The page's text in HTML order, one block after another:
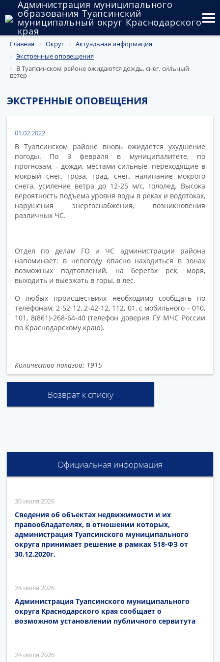
Администрация муниципального
образования Туапсинский
муниципальный округ Краснодарского
края
Округ
Администрация
Муниципальное имущество
Публичные слушания и общественные обсуждения
Документы
Главная Округ
Актуальная информация
Экстренные оповещения
В Туапсинском районе ожидаются дождь, снег, сильный
ветер
ЭКСТРЕННЫЕ ОПОВЕЩЕНИЯ
01.02.2022
В Туапсинском районе вновь ожидается ухудшение
погоды. По 3 февраля в муниципалитете, по
прогнозам, - дожди, местами сильные, переходящие в
мокрый снег, гроза, град, снег, налипание мокрого
снега, усиление ветра до 12-25 м/с, гололед. Высока
вероятность подъема уровня воды в реках и водотоках,
нарушения энергоснабжения, возникновения
различных ЧС.
Отдел по делам ГО и ЧС администрации района
напоминает: в непогоду опасно находиться в зонах
возможных подтоплений, на берегах рек, моря,
выходить и выезжать в горы, в лес.
О любых происшествиях необходимо сообщать по
телефонам: 2-52-12, 2-42-12, 112, 01, с мобильного – 010,
101, 8(861)-268-64-40 (телефон доверия ГУ МЧС России
по Краснодарскому краю).
Количество показов: 1915
Возврат к списку
Официальная информация
30 июля 2026
Сведения об объектах недвижимости и их
правообладателях, в отношении которых,
администрация Туапсинского муниципального
округа принимает решение в рамках 518-ФЗ от
30.12.2020г.
28 июля 2026
Администрация Туапсинского муниципального
округа Краснодарского края сообщает о
возможном установлении публичного сервитута
24 июля 2026